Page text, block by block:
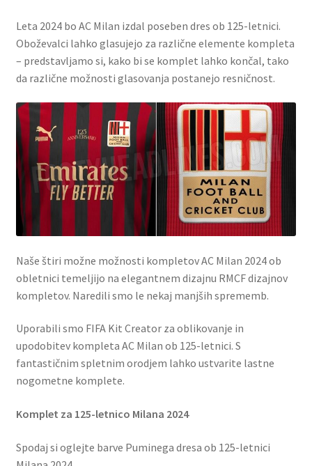
Leta 2024 bo AC Milan izdal poseben dres ob 125-letnici.
Oboževalci lahko glasujejo za različne elemente kompleta
– predstavljamo si, kako bi se komplet lahko končal, tako
da različne možnosti glasovanja postanejo resničnost.
Naše štiri možne možnosti kompletov AC Milan 2024 ob
obletnici temeljijo na elegantnem dizajnu RMCF dizajnov
kompletov. Naredili smo le nekaj manjših sprememb.
Uporabili smo FIFA Kit Creator za oblikovanje in
upodobitev kompleta AC Milan ob 125-letnici. S
fantastičnim spletnim orodjem lahko ustvarite lastne
nogometne komplete.
Komplet za 125-letnico Milana 2024
Spodaj si oglejte barve Puminega dresa ob 125-letnici